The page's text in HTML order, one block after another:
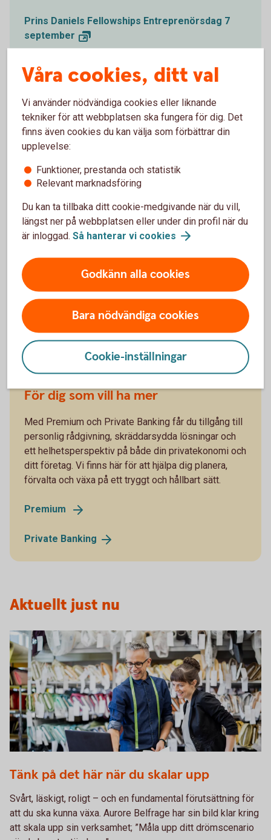
Prins Daniels Fellowships Entreprenörsdag 7
september
Uppsala
NextSpace 2026 — Commercial Space
Conference, Gothenburg 21Oktober
Boardmatch i Stockholm tillsammans med
Styrelseakademin och Almi 21 oktober
Premium och Private Banking
För dig som vill ha mer
Med Premium och Private Banking får du tillgång till
personlig rådgivning, skräddarsydda lösningar och
ett helhetsperspektiv på både din privatekonomi och
ditt företag. Vi finns här för att hjälpa dig planera,
förvalta och växa på ett tryggt och hållbart sätt.
Premium
Private Banking
Aktuellt just nu
Tänk på det här när du skalar upp
Svårt, läskigt, roligt – och en fundamental förutsättning för
att du ska kunna växa. Aurore Belfrage har sin bild klar kring
att skala upp sin verksamhet; ”Måla upp ditt drömscenario
Våra cookies, ditt val
Vi använder nödvändiga cookies eller liknande
tekniker för att webbplatsen ska fungera för dig. Det
finns även cookies du kan välja som förbättrar din
upplevelse:
Funktioner, prestanda och statistik
Relevant marknadsföring
Du kan ta tillbaka ditt cookie-medgivande när du vill,
längst ner på webbplatsen eller under din profil när du
är inloggad. Så hanterar vi cookies
Godkänn alla cookies
Bara nödvändiga cookies
Cookie-inställningar